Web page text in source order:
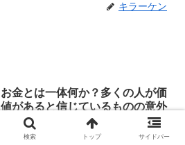
キラーケン
お金とは一体何か？多くの人が価
値があると信じているものの意外
な正体
お金とは一体何か知りたいですか？この
検索 トップ サイドバー